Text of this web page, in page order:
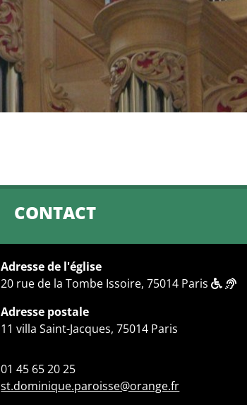
CONTACT
Adresse de l'église
20 rue de la Tombe Issoire, 75014 Paris
Adresse postale
11 villa Saint-Jacques, 75014 Paris
01 45 65 20 25
st.dominique.paroisse@orange.fr